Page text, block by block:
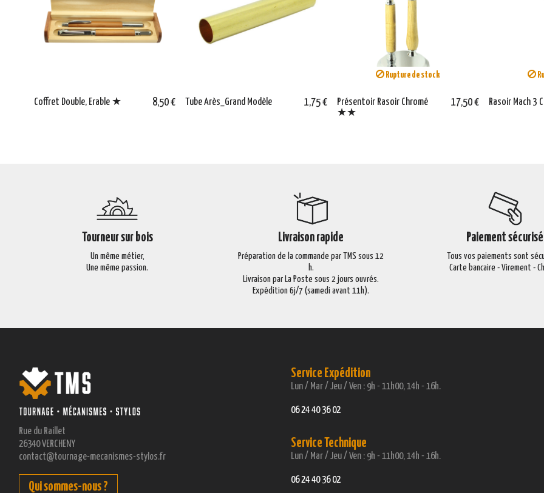
Coffret Double, Erable ★ 8,50 € Tube Arès_Grand Modèle 1,75 €
Rupture de stock
Présentoir Rasoir Chromé
★★
17,50 € Rasoir Mach 3
Tourneur sur bois
Un même métier,
Une même passion.
Livraison rapide
Préparation de la commande par TMS sous 12
h.
Livraison par La Poste sous 2 jours ouvrés.
Expédition 6j/7 (samedi avant 11h).
Paiement sécurisé
Tous vos paiements sont
Carte bancaire - Virement -
Rue du Raillet
26340 VERCHENY
contact@tournage-mecanismes-stylos.fr
Qui sommes-nous ?
Service Expédition
Lun / Mar / Jeu / Ven : 9h - 11h00, 14h - 16h.
06 24 40 36 02
Service Technique
Lun / Mar / Jeu / Ven : 9h - 11h00, 14h - 16h.
06 24 40 36 02